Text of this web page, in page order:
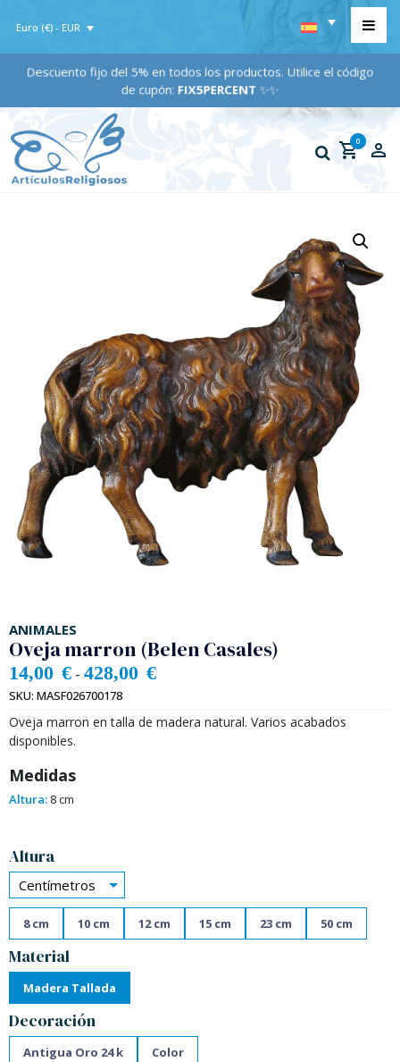
Euro (€) - EUR
Descuento fijo del 5% en todos los productos. Utilice el código
de cupón:FIX5PERCENT✨✨
0
ANIMALES
Oveja marron (Belen Casales)
14,00 € - 428,00 €
SKU: MASF026700178
Oveja marron en talla de madera natural. Varios acabados
disponibles.
Medidas
Altura: 8 cm
Altura
Centímetros
8 cm 10 cm 12 cm 15 cm 23 cm 50 cm
Material
Madera Tallada
Decoración
Antigua Oro 24 k Color